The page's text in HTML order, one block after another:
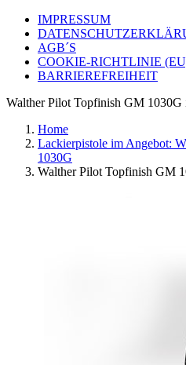
IMPRESSUM
AGB´S
COOKIE-RICHTLINIE
BARRIEREFREIHEIT
Walther Pilot Topfinish GM
Home
Lackierpistole im Angebot:
1030G
Walther Pilot Topfinish GM